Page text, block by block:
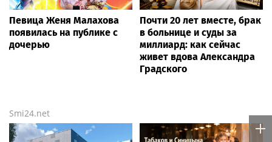
Певица Женя Малахова
появилась на публике с
дочерью
Почти 20 лет вместе, брак
в больнице и суды за
миллиард: как сейчас
живет вдова Александра
Градского
Smi24.net